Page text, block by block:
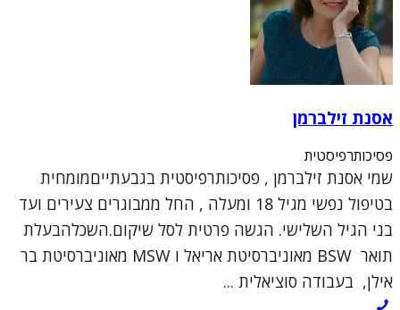
אסנת זילברמן
פסיכותרפיסטית
שמי אסנת זילברמן , פסיכותרפיסטית בגבעתייםמומחית
בטיפול נפשי מגיל 18 ומעלה , החל ממבוגרים צעירים ועד
בני הגיל השלישי. הגשה פרטית לסל שיקום.השכלהבעלת
תואר BSW מאוניברסיטת אריאל ו MSW מאוניברסיטת בר
אילן, בעבודה סוציאלית ...